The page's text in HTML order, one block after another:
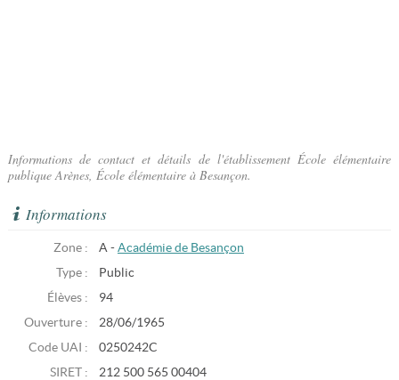
Informations de contact et détails de l'établissement École élémentaire
publique Arènes, École élémentaire à Besançon.
Informations
Zone : A - Académie de Besançon
Type :
Public
Élèves :
94
Ouverture :
28/06/1965
Code UAI :
0250242C
SIRET :
212 500 565 00404